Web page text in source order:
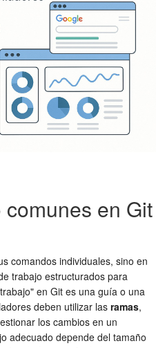
en Git
comandos individuales, sino en
trabajo estructurados para
en Git es una guía o una
deben utilizar las ramas,
los cambios en un
adecuado depende del tamaño